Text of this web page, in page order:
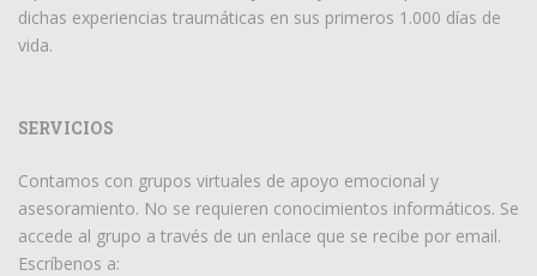
dichas experiencias traumáticas en sus primeros 1.000 días de
vida.
SERVICIOS
Contamos con grupos virtuales de apoyo emocional y
asesoramiento. No se requieren conocimientos informáticos. Se
accede al grupo a través de un enlace que se recibe por email.
Escríbenos a: